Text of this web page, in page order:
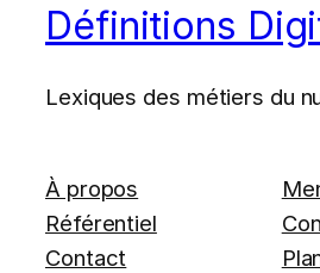
Définitions
Lexiques des métiers du
À propos
Référentiel
Contact